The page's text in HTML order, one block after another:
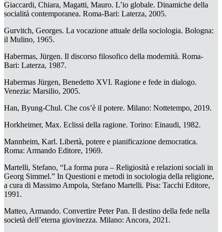
Giaccardi, Chiara, Magatti, Mauro. L’io globale. Dinamiche della
socialità contemporanea. Roma-Bari: Laterza, 2005.
Gurvitch, Georges. La vocazione attuale della sociologia. Bologna:
il Mulino, 1965.
Habermas, Jürgen. Il discorso filosofico della modernità. Roma-
Bari: Laterza, 1987.
Habermas Jürgen, Benedetto XVI. Ragione e fede in dialogo.
Venezia: Marsilio, 2005.
Han, Byung-Chul. Che cos’è il potere. Milano: Nottetempo, 2019.
Horkheimer, Max. Eclissi della ragione. Torino: Einaudi, 1982.
Mannheim, Karl. Libertà, potere e pianificazione democratica.
Roma: Armando Editore, 1969.
Martelli, Stefano, “La forma pura – Religiosità e relazioni sociali in
Georg Simmel.” In Questioni e metodi in sociologia della religione,
a cura di Massimo Ampola, Stefano Martelli. Pisa: Tacchi Editore,
1991.
Matteo, Armando. Convertire Peter Pan. Il destino della fede nella
società dell’eterna giovinezza. Milano: Ancora, 2021.